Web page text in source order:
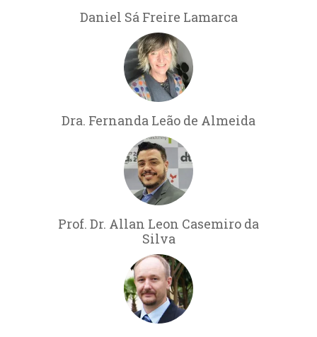
Daniel Sá Freire Lamarca
Dra. Fernanda Leão de Almeida
Prof. Dr. Allan Leon Casemiro da
Silva